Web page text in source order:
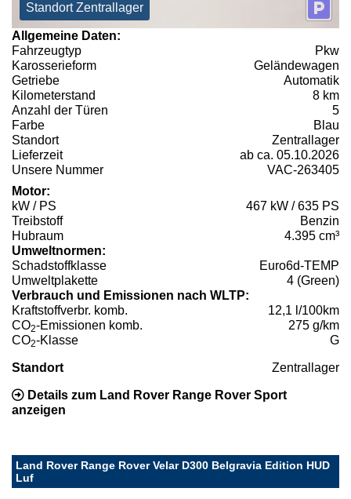
Standort Zentrallager
Allgemeine Daten:
Fahrzeugtyp
Pkw
Karosserieform
Geländewagen
Getriebe
Automatik
Kilometerstand
8 km
Anzahl der Türen
5
Farbe
Blau
Standort
Zentrallager
Lieferzeit
ab ca. 05.10.2026
Unsere Nummer
VAC-263405
Motor:
kW / PS
467 kW / 635 PS
Treibstoff
Benzin
Hubraum
4.395 cm³
Umweltnormen:
Schadstoffklasse
Euro6d-TEMP
Umweltplakette
4 (Green)
Verbrauch und Emissionen nach WLTP:
Kraftstoffverbr. komb.
12,1 l/100km
CO2-Emissionen komb.
275 g/km
CO2-Klasse G
Standort Zentrallager
Details zum Land Rover Range Rover Sport
anzeigen
Land Rover Range Rover Velar D300 Belgravia Edition HUD
Luf